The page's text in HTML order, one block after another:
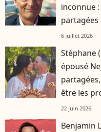
inconnue
partagées
6 juillet 2026
Stéphane
épousé
être les
22 juin 2026
Benjamin